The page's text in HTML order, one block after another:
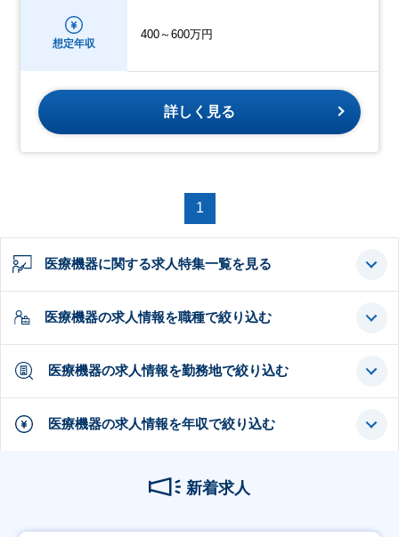
想定年収
400～600万円
詳しく見る
1
医療機器に関する求人特集一覧を見る
医療機器の求人情報を職種で絞り込む
医療機器の求人情報を勤務地で絞り込む
医療機器の求人情報を年収で絞り込む
新着求人